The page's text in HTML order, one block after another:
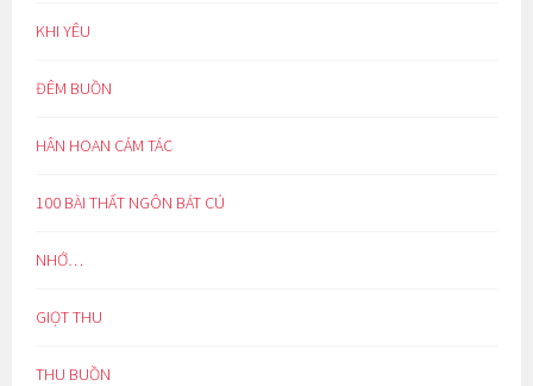
KHI YÊU
ĐÊM BUỒN
HÂN HOAN CẢM TÁC
100 BÀI THẤT NGÔN BÁT CÚ
NHỚ…
GIỌT THU
THU BUỒN